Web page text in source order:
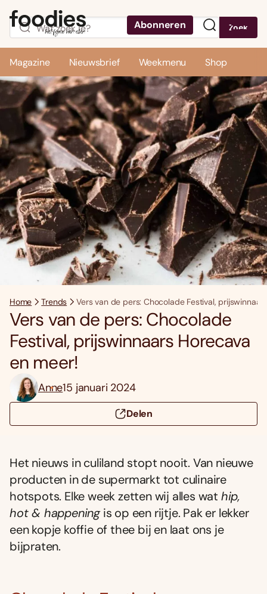
Abonneren Zoek
Magazine Nieuwsbrief Weekmenu Shop
Home Trends Vers van de pers: Chocolade Festival,
Vers van de pers: Chocolade
Festival, prijswinnaars Horecava
en meer!
Anne15 januari 2024
Delen
Het nieuws in culiland stopt nooit. Van nieuwe
producten in de supermarkt tot culinaire
hotspots. Elke week zetten wij alles wat hip,
hot & happeningis op een rijtje. Pak er lekker
een kopje koffie of thee bij en laat ons je
bijpraten.